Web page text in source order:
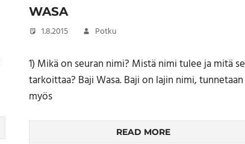
WASA
1.8.2015 Potku
1) Mikä on seuran nimi? Mistä nimi tulee ja mitä se
tarkoittaa? Baji Wasa. Baji on lajin nimi, tunnetaan
myös
READ MORE